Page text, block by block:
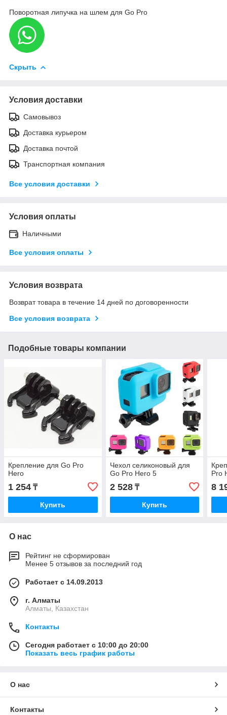
Поворотная липучка на шлем для Go Pro
Скрыть
Условия доставки
Самовывоз
Доставка курьером
Доставка почтой
Транспортная компания
Все условия доставки
Условия оплаты
Наличными
Все условия оплаты
Условия возврата
Возврат товара в течение 14 дней по договоренности
Все условия возврата
Подобные товары компании
Крепление для Go Pro
Hero
1 254 ₸
Купить
Чехол селиконовый для
Go Pro Hero 5
2 528₸
Купить
Pro
8
О нас
Рейтинг не сформирован
Менее 5 отзывов за последний год
Работает с 14.09.2013
г. Алматы
Алматы, Казахстан
Контакты
Сегодня работает с 10:00 до 20:00
Показать весь график работы
О нас
Контакты